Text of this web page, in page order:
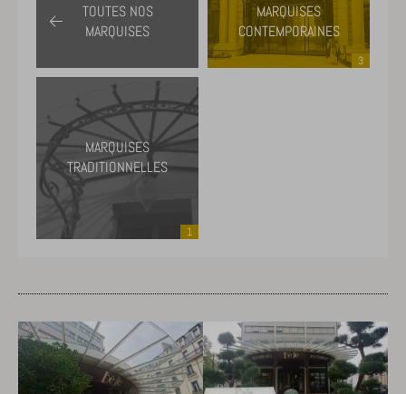
TOUTES NOS
MARQUISES
MARQUISES
CONTEMPORAINES
3
MARQUISES
TRADITIONNELLES
1